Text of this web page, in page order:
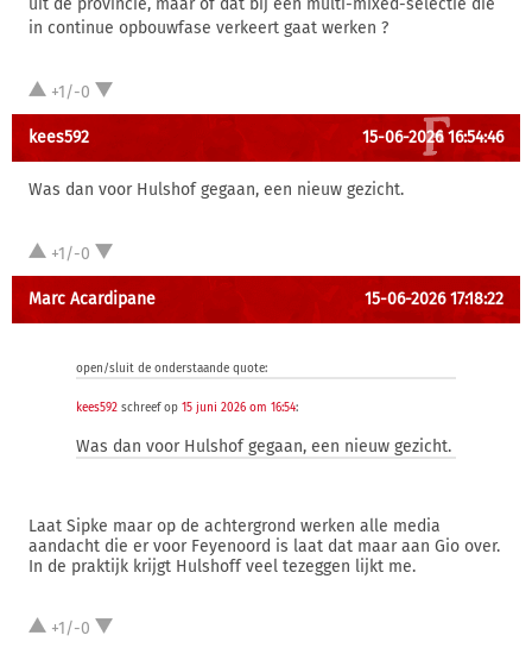
uit de provincie, maar of dat bij een multi-mixed-selectie die
in continue opbouwfase verkeert gaat werken ?
+1/-0
kees592 15-06-2026 16:54:46
Was dan voor Hulshof gegaan, een nieuw gezicht.
+1/-0
Marc Acardipane 15-06-2026 17:18:22
open/sluit de onderstaande quote:
kees592 schreef op 15 juni 2026 om 16:54:
Was dan voor Hulshof gegaan, een nieuw gezicht.
Laat Sipke maar op de achtergrond werken alle media
aandacht die er voor Feyenoord is laat dat maar aan Gio over.
In de praktijk krijgt Hulshoff veel tezeggen lijkt me.
+1/-0